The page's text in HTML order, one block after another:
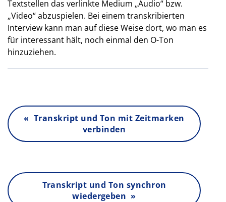
Textstellen das verlinkte Medium „Audio“ bzw.
„Video“ abzuspielen. Bei einem transkribierten
Interview kann man auf diese Weise dort, wo man es
für interessant hält, noch einmal den O-Ton
hinzuziehen.
« Transkript und Ton mit Zeitmarken
verbinden
Transkript und Ton synchron
wiedergeben »